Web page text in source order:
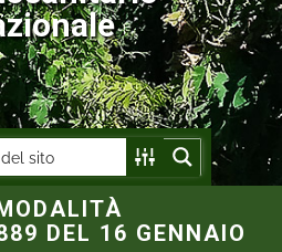
DEL 16 GENNAIO